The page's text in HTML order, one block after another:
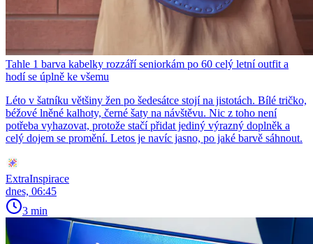
Tahle 1 barva kabelky rozzáří seniorkám po 60 celý letní outfit a
hodí se úplně ke všemu
Léto v šatníku většiny žen po šedesátce stojí na jistotách. Bílé tričko,
béžové lněné kalhoty, černé šaty na návštěvu. Nic z toho není
potřeba vyhazovat, protože stačí přidat jediný výrazný doplněk a
celý dojem se promění. Letos je navíc jasno, po jaké barvě sáhnout.
ExtraInspirace
dnes, 06:45
3 min